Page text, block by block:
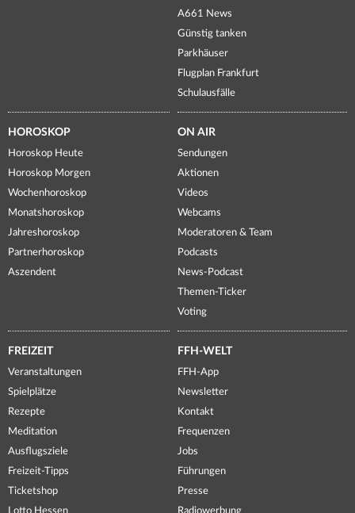
A661 News
Günstig tanken
Parkhäuser
Flugplan Frankfurt
Schulausfälle
HOROSKOP
Horoskop Heute
Horoskop Morgen
Wochenhoroskop
Monatshoroskop
Jahreshoroskop
Partnerhoroskop
Aszendent
ON AIR
Sendungen
Aktionen
Videos
Webcams
Moderatoren & Team
Podcasts
News-Podcast
Themen-Ticker
Voting
FREIZEIT
Veranstaltungen
Spielplätze
Rezepte
Meditation
Ausflugsziele
Freizeit-Tipps
Ticketshop
Lotto Hessen
FFH-WELT
FFH-App
Newsletter
Kontakt
Frequenzen
Jobs
Führungen
Presse
Radiowerbung